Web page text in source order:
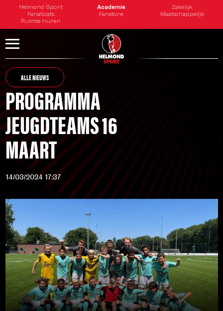
Helmond Sport Academie
Zakelijk
Fanaticats
Fanstore
Maatschappelijk
Ruimte huren
ALLE NIEUWS
PROGRAMMA
JEUGDTEAMS 16
MAART
14/03/2024 17:37